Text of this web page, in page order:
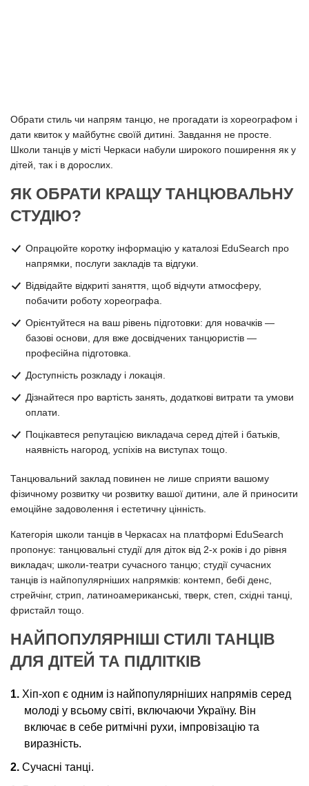
Обрати стиль чи напрям танцю, не прогадати із хореографом і
дати квиток у майбутнє своїй дитині. Завдання не просте.
Школи танців у місті Черкаси набули широкого поширення як у
дітей, так і в дорослих.
ЯК ОБРАТИ КРАЩУ ТАНЦЮВАЛЬНУ
СТУДІЮ?
Опрацюйте коротку інформацію у каталозі EduSearch про
напрямки, послуги закладів та відгуки.
Відвідайте відкриті заняття, щоб відчути атмосферу,
побачити роботу хореографа.
Орієнтуйтеся на ваш рівень підготовки: для новачків —
базові основи, для вже досвідчених танцюристів —
професійна підготовка.
Доступність розкладу і локація.
Дізнайтеся про вартість занять, додаткові витрати та умови
оплати.
Поцікавтеся репутацією викладача серед дітей і батьків,
наявність нагород, успіхів на виступах тощо.
Танцювальний заклад повинен не лише сприяти вашому
фізичному розвитку чи розвитку вашої дитини, але й приносити
емоційне задоволення і естетичну цінність.
Категорія школи танців в Черкасах на платформі EduSearch
пропонує: танцювальні студії для діток від 2-х років і до рівня
викладач; школи-театри сучасного танцю; студії сучасних
танців із найпопулярніших напрямків: контемп, бебі денс,
стрейчінг, стрип, латиноамериканські, тверк, степ, східні танці,
фристайл тощо.
НАЙПОПУЛЯРНІШІ СТИЛІ ТАНЦІВ
ДЛЯ ДІТЕЙ ТА ПІДЛІТКІВ
Хіп-хоп є одним із найпопулярніших напрямів серед
молоді у всьому світі, включаючи Україну. Він
включає в себе ритмічні рухи, імпровізацію та
виразність.
Сучасні танці.